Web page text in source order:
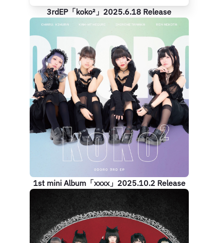
『涙涙』のMusicVideoが公
開！ 各種配信・サブスクリプ
ションサービスで配信中！
https://diskunion.lnk.to/DOLU53
■Music 棘-おどろ- Odoro 田
中しろめ / Shirome Tanaka 廻
環美 / Kan-my Meguri 猫田れん
/ Ren Nekota 木村おまる。 /
Omaru。Kimura 天才うゆサ
マ。 / Uyusama。Ten
3rdEP「koko²」2025.6.18 Release
1st mini Album「xxxx」2025.10.2 Release